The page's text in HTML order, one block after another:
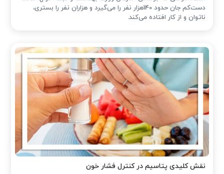
دست‌کم جان حدود 140هزار نفر را می‌گیرد و هزاران نفر را بستری،
ناتوان و از کار افتاده می‌کند.
نقش کلیدی پتاسیم در کنترل فشار خون